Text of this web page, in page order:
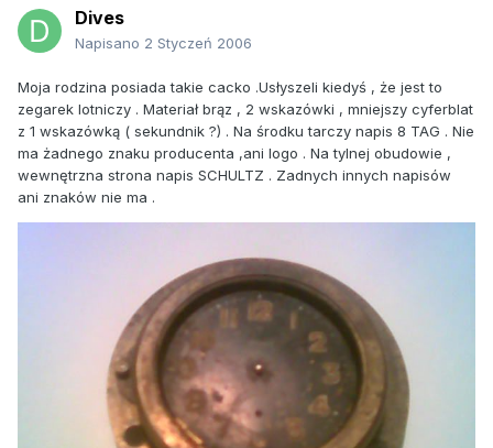
Dives
Napisano 2 Styczeń 2006
Moja rodzina posiada takie cacko .Usłyszeli kiedyś , że jest to
zegarek lotniczy . Materiał brąz , 2 wskazówki , mniejszy cyferblat
z 1 wskazówką ( sekundnik ?) . Na środku tarczy napis 8 TAG . Nie
ma żadnego znaku producenta ,ani logo . Na tylnej obudowie ,
wewnętrzna strona napis SCHULTZ . Zadnych innych napisów
ani znaków nie ma .